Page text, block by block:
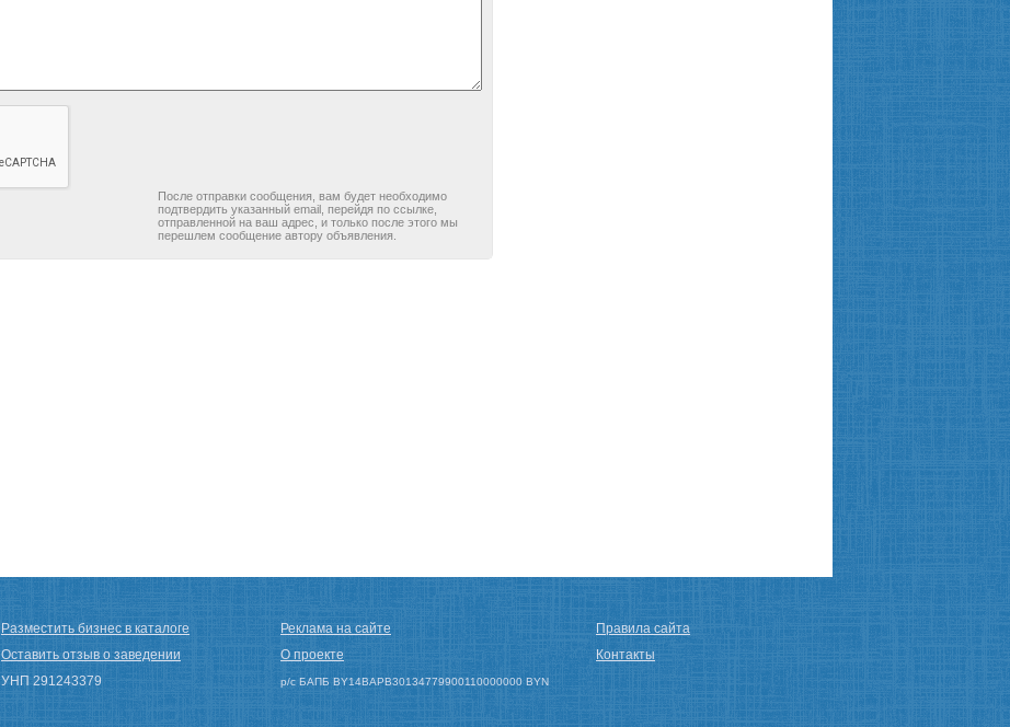
После отправки сообщения, вам будет необходимо
подтвердить указанный email, перейдя по ссылке,
отправленной на ваш адрес, и только после этого мы
перешлем сообщение автору объявления.
Разместить бизнес в каталоге
Оставить отзыв о заведении
УНП 291243379
Реклама на сайте
О проекте
р/с БАПБ BY14BAPB30134779900110000000 BYN
Правила сайта
Контакты